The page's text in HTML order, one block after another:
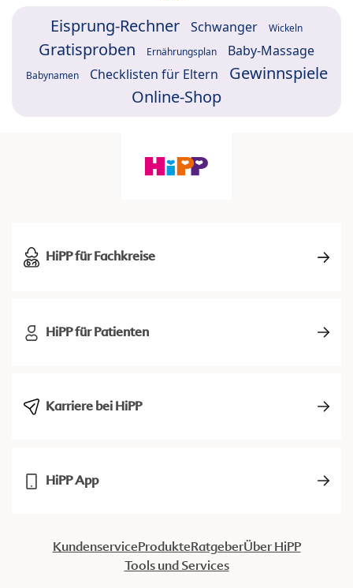
Eisprung-Rechner Schwanger Wickeln
Gratisproben Ernährungsplan Baby-Massage
Babynamen Checklisten für Eltern
Gewinnspiele
Online-Shop
HiPP für Fachkreise
HiPP für Patienten
Karriere bei HiPP
HiPP App
KundenserviceProdukteRatgeberÜber HiPP
Tools und Services